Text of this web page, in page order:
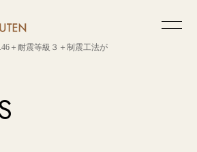
＋耐震等級３＋制震工法が